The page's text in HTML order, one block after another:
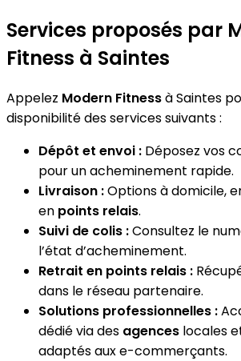
Services proposés par
Fitness à Saintes
Appelez Modern Fitnessà Saintes
disponibilité des services suivants :
Dépôt et envoi : Déposez vos
pour un acheminement rapide.
Livraison :Options à domicile,
en points relais.
Suivi de colis :Consultez le
l’état d’acheminement.
Retrait en points relais :
dans le réseau partenaire.
Solutions professionnelles :
dédié via des agences locales
adaptés aux e-commerçants.